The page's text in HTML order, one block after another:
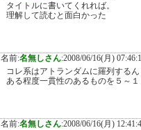
タイトルに書いてくれれば。
理解して読むと面白かった
名前:名無しさん:2008/06/16(月)
コレ系はアトランダムに羅列するん
ある程度一貫性のあるものを５～
名前:名無しさん:2008/06/16(月)